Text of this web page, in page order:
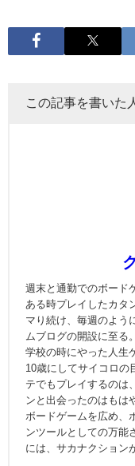
この記事を書いた人
週末と通勤でのボード
ある時プレイしたカタ
マり続け、毎週のよう
ムブログの開設に至
学校の時にやった人生
10歳にしてサイコロの
テでもプレイするのは
ンと出会ったのはもは
ボードゲームを広め、
ンツールとしての万能
には、サカナクション